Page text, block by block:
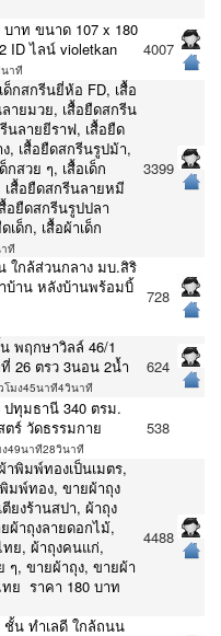
าท ขนาด 107 x 180
ID ไลน์ violetkan
าที
4007
กสกรีนยี่ห้อ FD, เสื้อ
ายมวย, เสื้อยืดสกรีน
นลายยีราฟ, เสื้อยืด
, เสื้อยืดสกรีนรูปม้า,
กสวย ๆ, เสื้อเด็ก
สื้อยืดสกรีนลายหมี
อยืดสกรีนรูปปลา
เด็ก, เสื้อผ้าเด็ก
ที
3399
ใกล้ส่วนกลาง มบ.สิริ
บ้าน หลังบ้านพร้อมบิ้
728
พฤกษาวิลล์ 46/1
26 ตรว 3นอน 2น้ำ
โมง45นาที4วินาที
624
ปทุมธานี 340 ตรม.
ร์ วัดธรรมกาย
49นาที28วินาที
538
พิมพ์ทองเป็นเมตร,
มพ์ทอง, ขายผ้าถุง
ยงร้านสปา, ผ้าถุง
ผ้าถุงลายดอกไม้,
ทย, ผ้าถุงคนแก่,
ๆ, ขายผ้าถุง, ขายผ้า
ย ราคา 180 บาท
4488
น ทำเลดี ใกล้ถนน